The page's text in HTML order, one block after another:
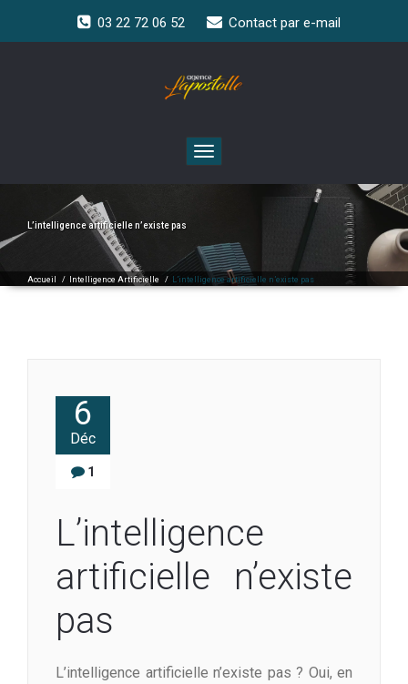
03 22 72 06 52 Contact par e-mail
Toggle
navigation
L’intelligence artificielle n’existe pas
Accueil / Intelligence Artificielle / L’intelligence artificielle n’existe pas
6
Déc
1
L’intelligence
artificielle n’existe
pas
L’intelligence artificielle n’existe pas ? Oui, en